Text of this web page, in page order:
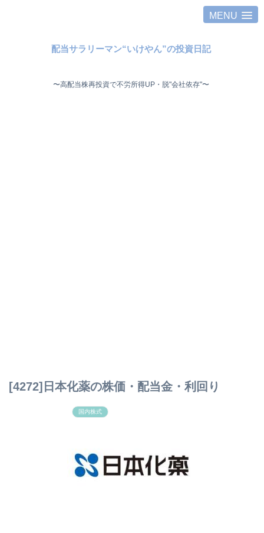
MENU
配当サラリーマン“いけやん”の投資日記 ​
〜高配当株再投資で不労所得UP・脱"会社依存"〜 ​
[4272]日本化薬の株価・配当金・利回り
国内株式